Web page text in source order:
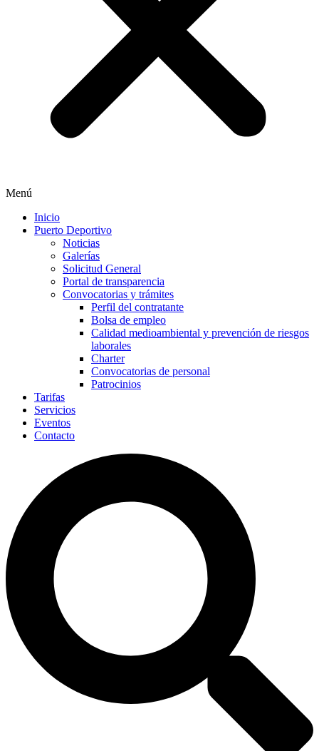
Menú
Inicio
Puerto Deportivo
Noticias
Galerías
Solicitud General
Portal de transparencia
Convocatorias y trámites
Perfil del contratante
Bolsa de empleo
Calidad medioambiental y prevención de riesgos
laborales
Charter
Convocatorias de personal
Patrocinios
Tarifas
Servicios
Eventos
Contacto